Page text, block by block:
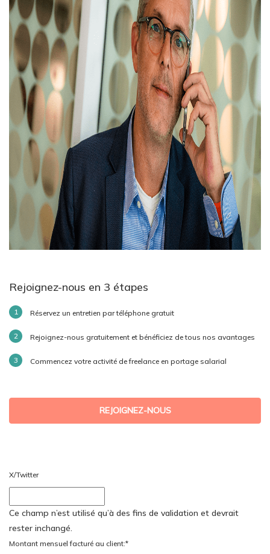
Rejoignez-nous en 3 étapes
Réservez un entretien par téléphone gratuit
Rejoignez-nous gratuitement et bénéficiez de tous nos avantages
Commencez votre activité de freelance en portage salarial
REJOIGNEZ-NOUS
X/Twitter
Ce champ n’est utilisé qu’à des fins de validation et devrait
rester inchangé.
Montant mensuel facturé au client:*